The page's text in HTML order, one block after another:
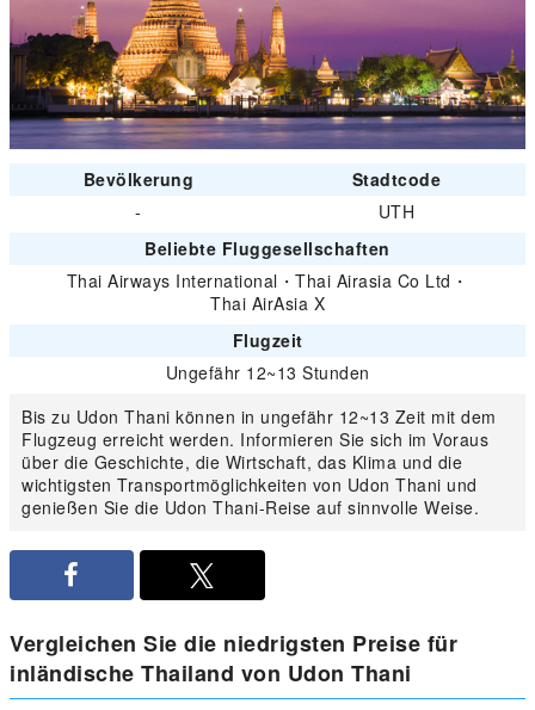
Bevölkerung
Stadtcode
-
UTH
Beliebte Fluggesellschaften
Thai Airways International ・Thai Airasia Co Ltd ・
Thai AirAsia X
Flugzeit
Ungefähr 12~13 Stunden
Bis zu Udon Thani können in ungefähr 12~13 Zeit mit dem
Flugzeug erreicht werden. Informieren Sie sich im Voraus
über die Geschichte, die Wirtschaft, das Klima und die
wichtigsten Transportmöglichkeiten von Udon Thani und
genießen Sie die Udon Thani-Reise auf sinnvolle Weise.
Vergleichen Sie die niedrigsten Preise für
inländische Thailand von Udon Thani